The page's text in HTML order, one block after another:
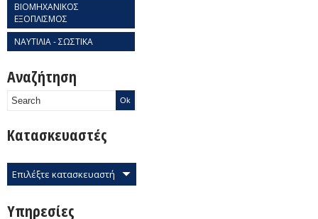
ΒΙΟΜΗΧΑΝΙΚΟΣ
ΕΞΟΠΛΙΣΜΟΣ
ΝΑΥΤΙΛΙΑ - ΣΩΣΤΙΚΑ
Αναζήτηση
Κατασκευαστές
Επιλέξτε κατασκευαστή
Υπηρεσίες